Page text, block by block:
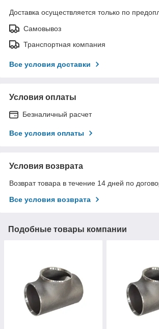
Доставка осуществляется только по
Самовывоз
Транспортная компания
Все условия доставки
Условия оплаты
Безналичный расчет
Все условия оплаты
Условия возврата
Возврат товара в течение 14 дней по
Все условия возврата
Подобные товары компании